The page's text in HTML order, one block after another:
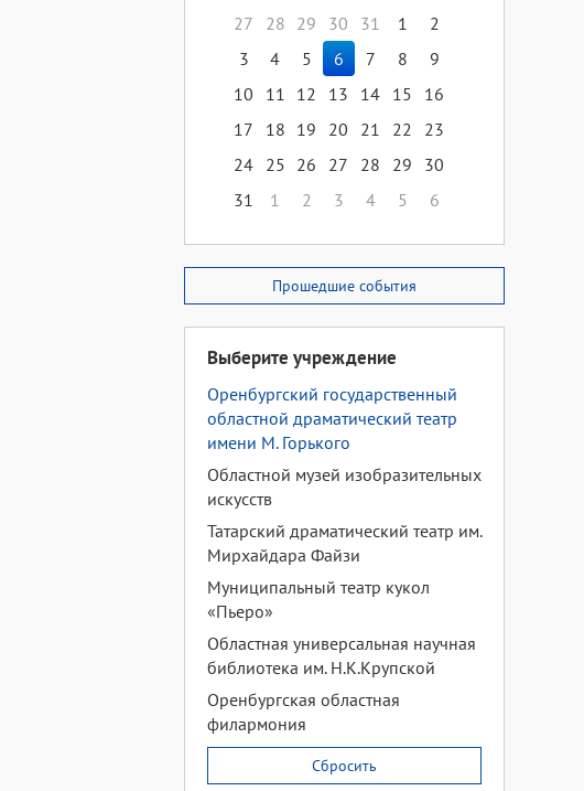
27
28 29 30 31 1
2
3
4 5 6 7 8
9
10
11 12 13 14 15
16
17
18 19 20 21 22
23
24 25 26 27 28 29
30
31
1 2 3 4 5 6
Прошедшие события
Выберите учреждение
Оренбургский государственный
областной драматический театр
имени М. Горького
Областной музей изобразительных
искусств
Татарский драматический театр им.
Мирхайдара Файзи
Муниципальный театр кукол
«Пьеро»
Областная универсальная научная
библиотека им. Н.К.Крупской
Оренбургская областная
филармония
Сбросить